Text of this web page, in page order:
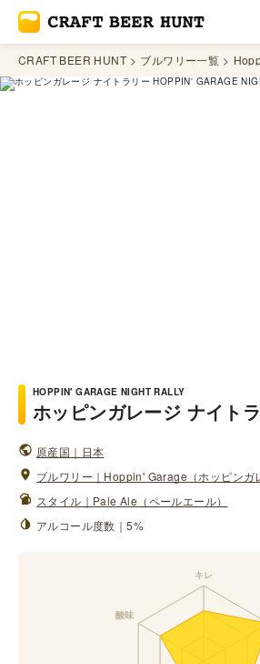
CRAFT BEER HUNT ブルワリー一覧
HOPPIN' GARAGE NIGHT RALLY
ホッピンガレージ ナイト
原産国｜日本
ブルワリー｜Hoppin' Garage（ホッピンガ
スタイル｜Pale Ale（ペールエール）
アルコール度数｜5%